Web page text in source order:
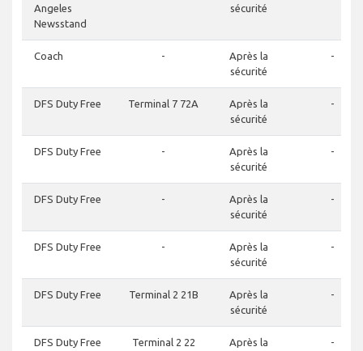
Angeles
Newsstand
sécurité
Coach -
Après la
sécurité
-
DFS Duty Free Terminal 7 72A
Après la
sécurité
-
DFS Duty Free -
Après la
sécurité
-
DFS Duty Free -
Après la
sécurité
-
DFS Duty Free -
Après la
sécurité
-
DFS Duty Free Terminal 2 21B
Après la
sécurité
-
DFS Duty Free Terminal 2 22
Après la
-